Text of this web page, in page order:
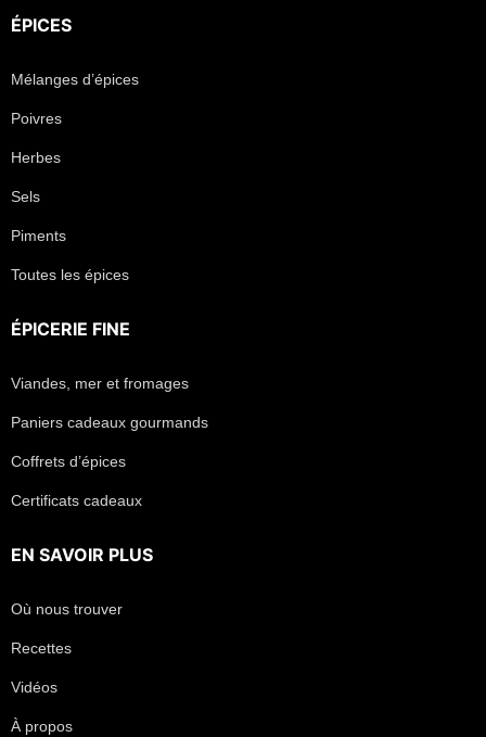
ÉPICES
Mélanges d’épices
Poivres
Herbes
Sels
Piments
Toutes les épices
ÉPICERIE FINE
Viandes, mer et fromages
Paniers cadeaux gourmands
Coffrets d’épices
Certificats cadeaux
EN SAVOIR PLUS
Où nous trouver
Recettes
Vidéos
À propos